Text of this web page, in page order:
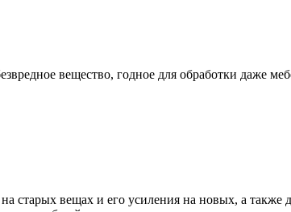
вещество, годное для обработки даже
старых вещах и его усиления на новых, а